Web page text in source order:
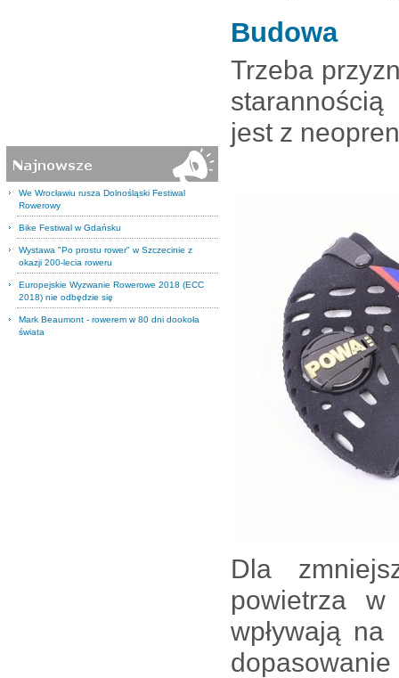
We Wrocławiu rusza Dolnośląski Festiwal
Rowerowy
Bike Festiwal w Gdańsku
Wystawa "Po prostu rower" w Szczecinie z
okazji 200-lecia roweru
Europejskie Wyzwanie Rowerowe 2018 (ECC
2018) nie odbędzie się
Mark Beaumont - rowerem w 80 dni dookoła
świata
Budowa
Trzeba
starannością
jest z
Dla
powietrza
wpływają